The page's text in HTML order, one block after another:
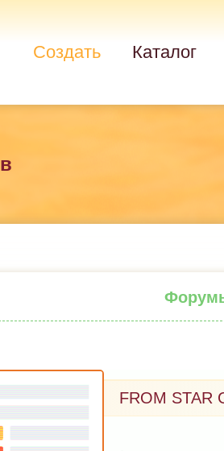
Создать Каталог
FROM STAR